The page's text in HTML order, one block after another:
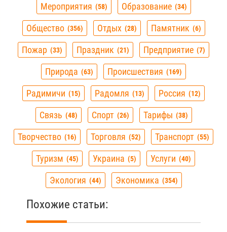
Мероприятия 58 Образование 34
Общество 356 Отдых 28 Памятник 6
Пожар 33 Праздник 21 Предприятие 7
Природа 63 Происшествия 169
Радимичи 15 Радомля 13 Россия 12
Связь 48 Спорт 26 Тарифы 38
Творчество 16 Торговля 52 Транспорт 55
Туризм 45 Украина 5 Услуги 40
Экология 44 Экономика 354
Похожие статьи: